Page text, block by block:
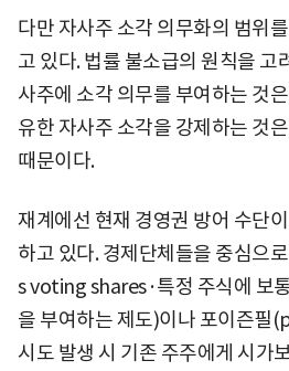
다만 자사주 소각 의무화의 범위
고 있다. 법률 불소급의 원칙을 고
사주에 소각 의무를 부여하는 것
유한 자사주 소각을 강제하는 것
때문이다.
재계에선 현재 경영권 방어 수단
하고 있다. 경제단체들을 중심으
s voting shares·특정 주식에 보
을 부여하는 제도)이나 포이즌필
시도 발생 시 기존 주주에게 시가